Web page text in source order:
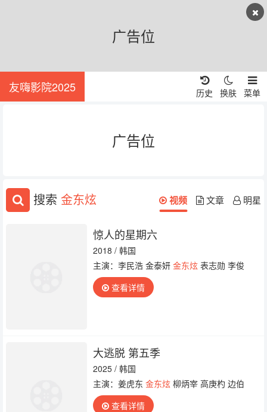
广告位
友嗨影院2025 菜单
换肤
历史
广告位
搜索 金东炫 视频 文章 明星
惊人的星期六
2018 / 韩国
主演：李民浩 金泰妍 金东炫表志勋 李俊
查看详情
大逃脱 第五季
2025 / 韩国
主演：姜虎东 金东炫柳炳宰 高庚杓 边伯
查看详情